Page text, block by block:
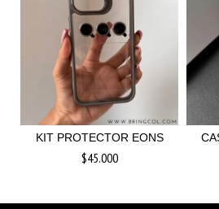
KIT PROTECTOR EONS
$45.000